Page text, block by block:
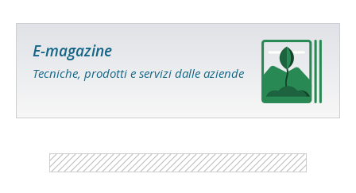
E-magazine
Tecniche, prodotti e servizi dalle aziende